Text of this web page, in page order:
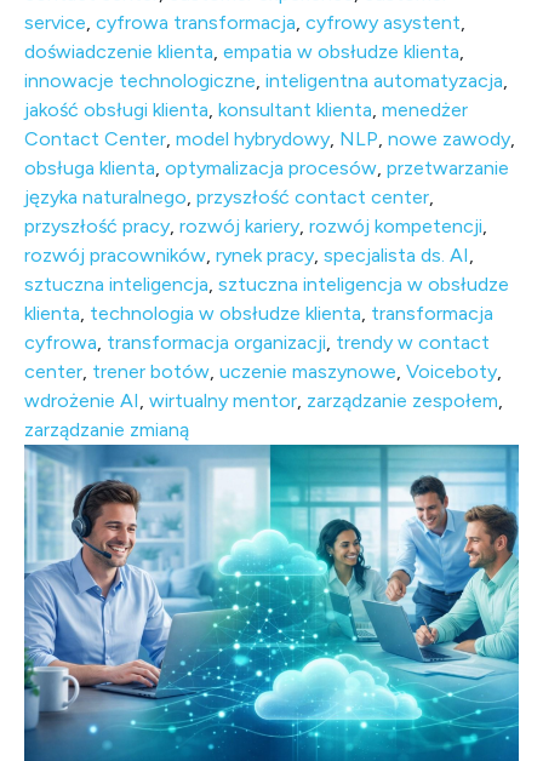
service, cyfrowa transformacja, cyfrowy asystent,
doświadczenie klienta, empatia w obsłudze klienta,
innowacje technologiczne, inteligentna automatyzacja,
jakość obsługi klienta, konsultant klienta, menedżer
Contact Center, model hybrydowy, NLP, nowe zawody,
obsługa klienta, optymalizacja procesów, przetwarzanie
języka naturalnego, przyszłość contact center,
przyszłość pracy, rozwój kariery, rozwój kompetencji,
rozwój pracowników, rynek pracy, specjalista ds. AI,
sztuczna inteligencja, sztuczna inteligencja w obsłudze
klienta, technologia w obsłudze klienta, transformacja
cyfrowa, transformacja organizacji, trendy w contact
center, trener botów, uczenie maszynowe, Voiceboty,
wdrożenie AI, wirtualny mentor, zarządzanie zespołem,
zarządzanie zmianą